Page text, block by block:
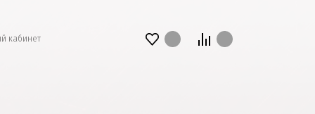
кабинет